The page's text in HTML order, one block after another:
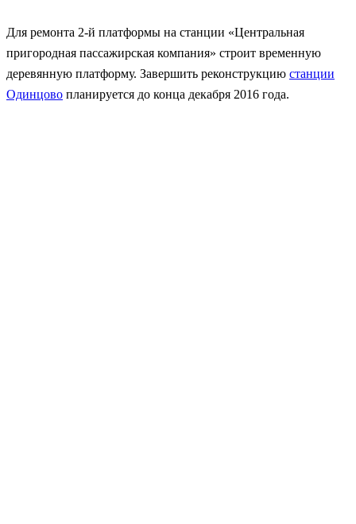
Для ремонта 2-й платформы на станции «Центральная
пригородная пассажирская компания» строит временную
деревянную платформу. Завершить реконструкцию станции
Одинцово планируется до конца декабря 2016 года.